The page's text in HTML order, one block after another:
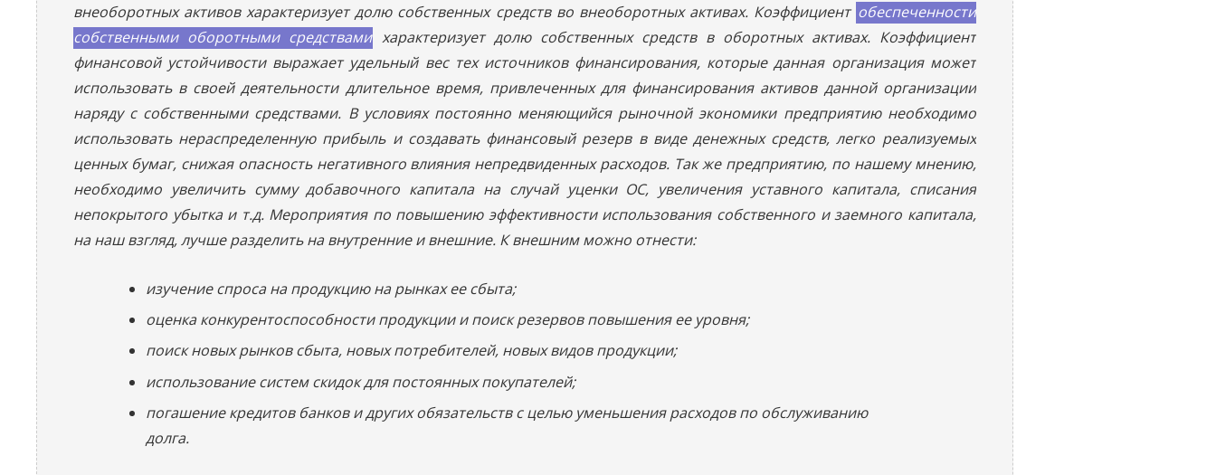
внеоборотных активов характеризует долю собственных средств во внеоборотных активах. Коэффициент обеспеченности
собственными оборотными средствами характеризует долю собственных средств в оборотных активах. Коэффициент
финансовой устойчивости выражает удельный вес тех источников финансирования, которые данная организация может
использовать в своей деятельности длительное время, привлеченных для финансирования активов данной организации
наряду с собственными средствами. В условиях постоянно меняющийся рыночной экономики предприятию необходимо
использовать нераспределенную прибыль и создавать финансовый резерв в виде денежных средств, легко реализуемых
ценных бумаг, снижая опасность негативного влияния непредвиденных расходов. Так же предприятию, по нашему мнению,
необходимо увеличить сумму добавочного капитала на случай уценки ОС, увеличения уставного капитала, списания
непокрытого убытка и т.д. Мероприятия по повышению эффективности использования собственного и заемного капитала,
на наш взгляд, лучше разделить на внутренние и внешние. К внешним можно отнести:
изучение спроса на продукцию на рынках ее сбыта;
оценка конкурентоспособности продукции и поиск резервов повышения ее уровня;
поиск новых рынков сбыта, новых потребителей, новых видов продукции;
использование систем скидок для постоянных покупателей;
погашение кредитов банков и других обязательств с целью уменьшения расходов по обслуживанию
долга.